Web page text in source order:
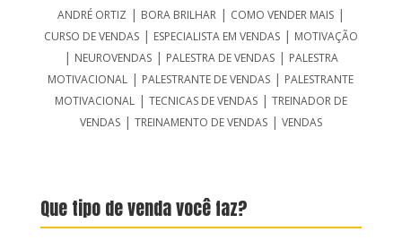
ANDRÉ ORTIZ | BORA BRILHAR| COMO VENDER MAIS|
CURSO DE VENDAS| ESPECIALISTA EM VENDAS| MOTIVAÇÃO
| NEUROVENDAS| PALESTRA DE VENDAS| PALESTRA
MOTIVACIONAL | PALESTRANTE DE VENDAS | PALESTRANTE
MOTIVACIONAL| TECNICAS DE VENDAS| TREINADOR DE
VENDAS| TREINAMENTO DE VENDAS| VENDAS
Que tipo de venda você faz?